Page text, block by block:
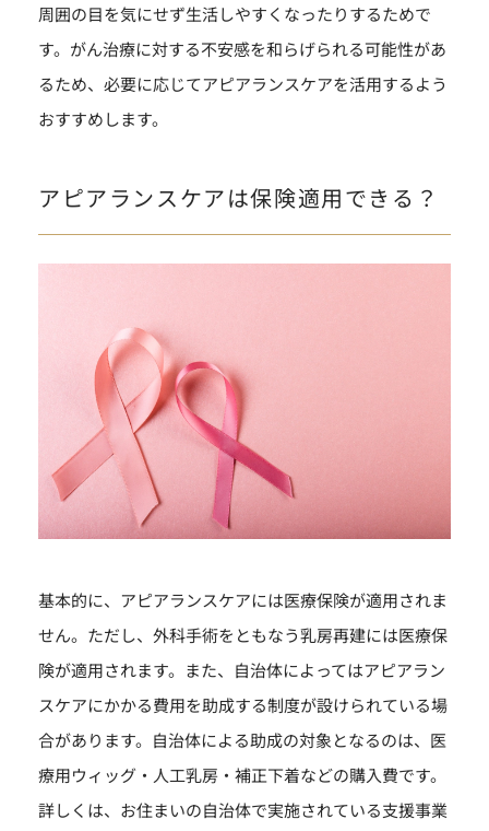
周囲の目を気にせず生活しやすくなったりするためで
す。がん治療に対する不安感を和らげられる可能性があ
るため、必要に応じてアピアランスケアを活用するよう
おすすめします。
アピアランスケアは保険適用できる？
基本的に、アピアランスケアには医療保険が適用されま
せん。ただし、外科手術をともなう乳房再建には医療保
険が適用されます。また、自治体によってはアピアラン
スケアにかかる費用を助成する制度が設けられている場
合があります。自治体による助成の対象となるのは、医
療用ウィッグ・人工乳房・補正下着などの購入費です。
詳しくは、お住まいの自治体で実施されている支援事業